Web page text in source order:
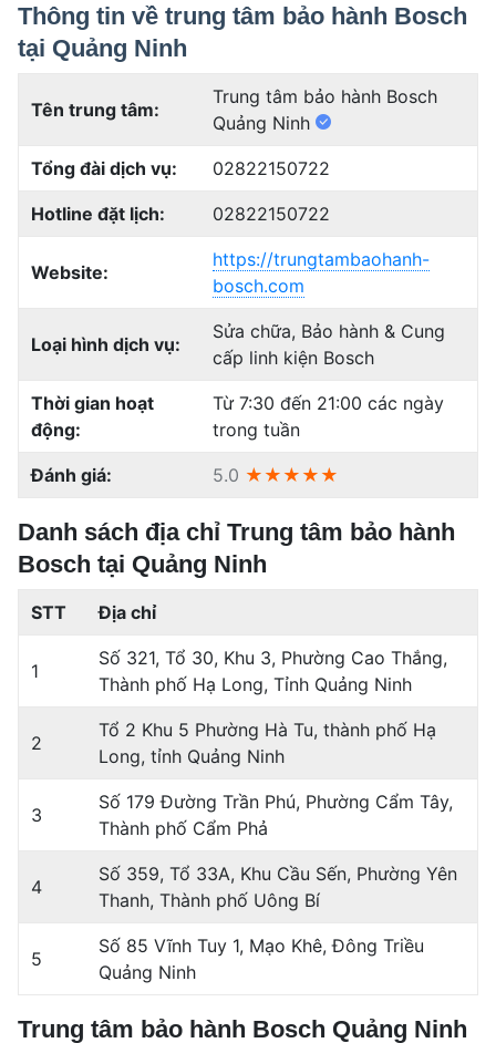
Thông tin về trung tâm bảo hành Bosch
tại Quảng Ninh
Tên trung tâm:
Trung tâm bảo hành Bosch
Quảng Ninh
Tổng đài dịch vụ: 02822150722
Hotline đặt lịch: 02822150722
Website:
https://trungtambaohanh-
bosch.com
Loại hình dịch vụ:
Sửa chữa, Bảo hành & Cung
cấp linh kiện Bosch
Thời gian hoạt
động:
Từ 7:30 đến 21:00 các ngày
trong tuần
Đánh giá: 5.0 ★★★★★
Danh sách địa chỉ Trung tâm bảo hành
Bosch tại Quảng Ninh
STT Địa chỉ
1
Số 321, Tổ 30, Khu 3, Phường Cao Thắng,
Thành phố Hạ Long, Tỉnh Quảng Ninh
2
Tổ 2 Khu 5 Phường Hà Tu, thành phố Hạ
Long, tỉnh Quảng Ninh
3
Số 179 Đường Trần Phú, Phường Cẩm Tây,
Thành phố Cẩm Phả
4
Số 359, Tổ 33A, Khu Cầu Sến, Phường Yên
Thanh, Thành phố Uông Bí
5
Số 85 Vĩnh Tuy 1, Mạo Khê, Đông Triều
Quảng Ninh
Trung tâm bảo hành Bosch Quảng Ninh